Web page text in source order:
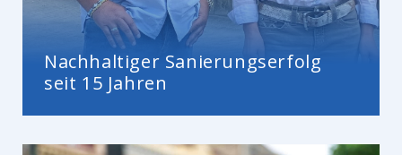
Nachhaltiger Sanierungserfolg
seit 15 Jahren